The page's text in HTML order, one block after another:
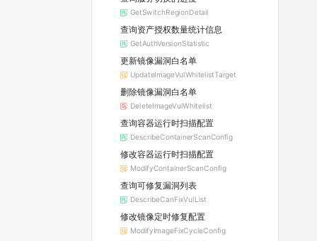
GetSwitchRegionDetail
查询资产授权数量统计信息
GetAuthVersionStatistic
更新镜像漏洞白名单
UpdateImageVulWhitelistTarget
删除镜像漏洞白名单
DeleteImageVulWhitelist
查询容器运行时扫描配置
DescribeContainerScanConfig
修改容器运行时扫描配置
ModifyContainerScanConfig
查询可修复漏洞列表
DescribeCanFixVulList
修改镜像定时修复配置
ModifyImageFixCycleConfig